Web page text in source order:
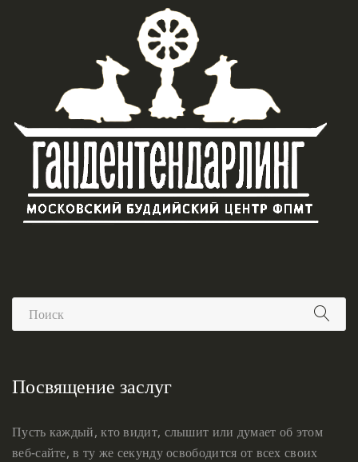
Посвящение заслуг
Пусть каждый, кто видит, слышит или думает об этом
веб-сайте, в ту же секунду освободится от всех своих